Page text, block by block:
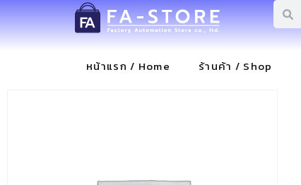
หน้าแรก / Home ร้านค้า / Shop